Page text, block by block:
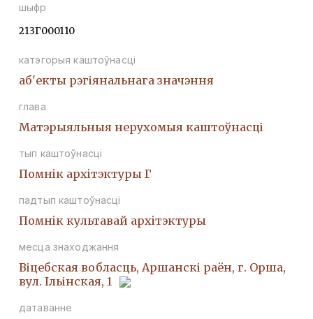
шыфр
213Г000110
катэгорыя каштоўнасці
аб'екты рэгіянальнага значэння
глава
Матэрыяльныя нерухомыя каштоўнасці
тып каштоўнасці
Помнiк архiтэктуры Г
падтып каштоўнасці
Помнiк культавай архiтэктуры
месца знаходжання
Віцебская вобласць, Аршанскі раён, г. Орша,
вул. Ільінская, 1
датаванне